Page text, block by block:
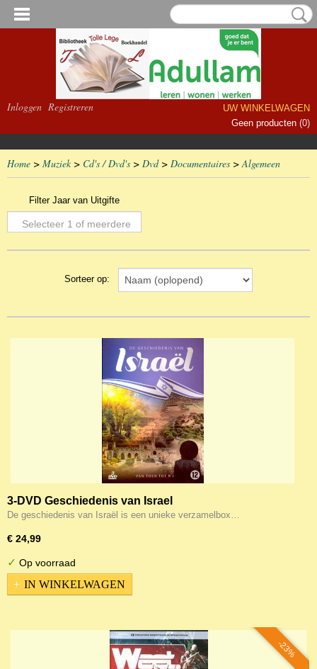
Inloggen Registreren
UW WINKELWAGEN
Geen producten (0)
Home > Muziek> Cd's / Dvd's > Dvd> Documentaires >Algemeen
Filter Jaar van Uitgifte
Selecteer 1 of meerdere
Sorteer op:
3-DVD Geschiedenis van Israel
De geschiedenis van Israël is een unieke verzamelbox…
€ 24,99
✓ Op voorraad
IN WINKELWAGEN
-23%